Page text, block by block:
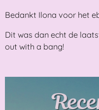
Bedankt Ilona voor het
Dit was dan echt de
out with a bang!